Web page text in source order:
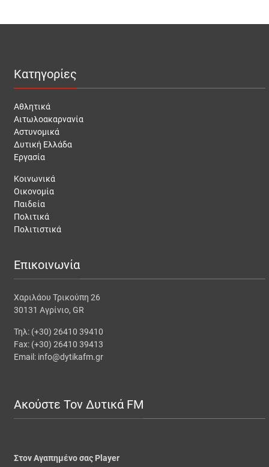
Κατηγορίες
Αθλητικά
Αιτωλοακαρνανία
Αστυνομικά
Δυτική Ελλάδα
Εργασία
Κοινωνικά
Οικονομία
Παιδεία
Πολιτικά
Πολιτιστικά
Επικοινωνία
Χαριλάου Τρικούπη 26
30131 Αγρίνιο, GR
Τηλ: (+30) 26410 39410
Fax: (+30) 26410 39413
Email: info@dytikafm.gr
Ακούστε Τον Δυτικά FM
Στον Αγαπημένο σας Player